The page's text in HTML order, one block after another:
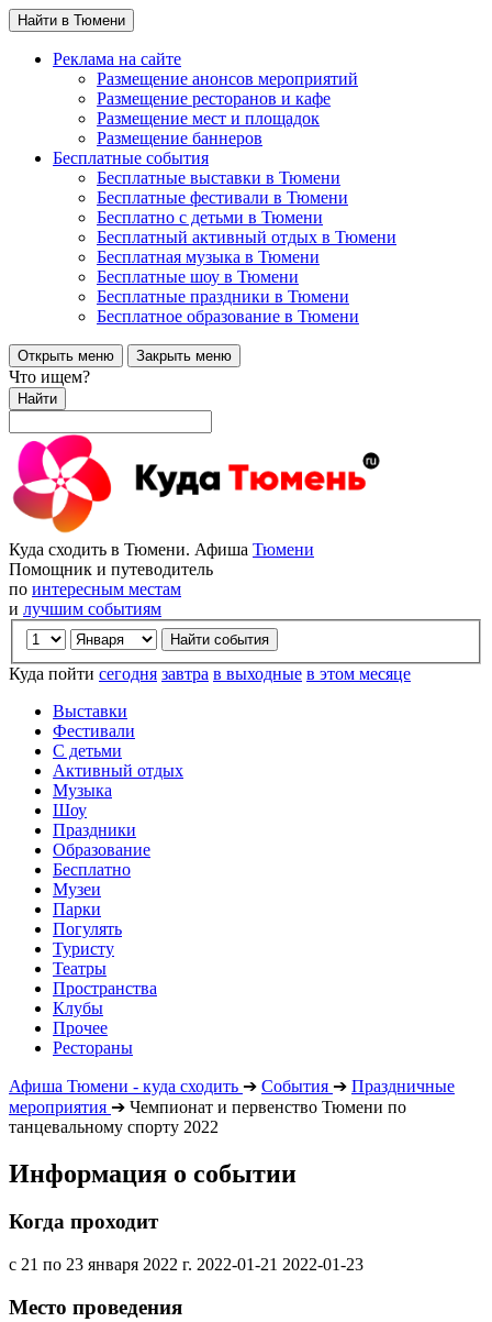
Найти в Тюмени
Реклама на сайте
Размещение анонсов мероприятий
Размещение ресторанов и кафе
Размещение мест и площадок
Размещение баннеров
Бесплатные события
Бесплатные выставки в Тюмени
Бесплатные фестивали в Тюмени
Бесплатно с детьми в Тюмени
Бесплатный активный отдых в Тюмени
Бесплатная музыка в Тюмени
Бесплатные шоу в Тюмени
Бесплатные праздники в Тюмени
Бесплатное образование в Тюмени
Открыть меню Закрыть меню
Что ищем?
Найти
Куда сходить в Тюмени. Афиша Тюмени
Помощник и путеводитель
по интересным местам
и лучшим событиям
Куда пойти сегодня завтра в выходные в этом месяце
Выставки
Фестивали
С детьми
Активный отдых
Музыка
Шоу
Праздники
Образование
Бесплатно
Музеи
Парки
Погулять
Туристу
Театры
Пространства
Клубы
Прочее
Рестораны
Афиша Тюмени - куда сходить ➔ События ➔ Праздничные
мероприятия ➔ Чемпионат и первенство Тюмени по
танцевальному спорту 2022
Информация о событии
Когда проходит
с 21 по 23 января 2022 г. 2022-01-21 2022-01-23
Место проведения